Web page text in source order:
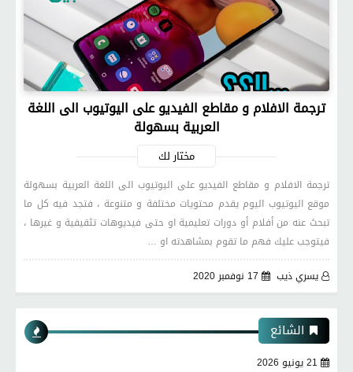
ترجمة الافلام و مقاطع الفيديو على اليوتيوب الى اللغة
العربية بسهولة
مختار لك
ترجمة الافلام و مقاطع الفيديو على اليوتيوب الى اللغة العربية بسهولة
موقع اليوتيوب اليوم يقدم محتويات مختلفة و متنوعة ، فتجد فيه كل ما
تبحث عنه من أفلام أو دورات تعليمية او حتى فيديوهات تثقيفية و غيرها ،
فيتوجب عليك فهم ما تقوم بمشاهدته او …
يسري ذيب
17 نوفمبر 2020
الشائع
21 يونيو 2026